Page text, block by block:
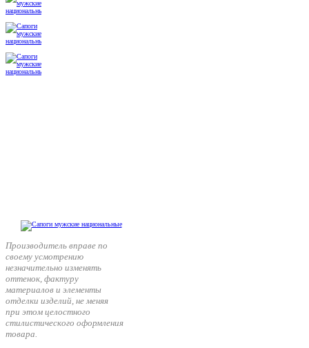
Производитель вправе по
своему усмотрению
незначительно изменять
оттенок, фактуру
материалов и элементы
отделки изделий, не меняя
при этом целостного
стилистического оформления
товара.